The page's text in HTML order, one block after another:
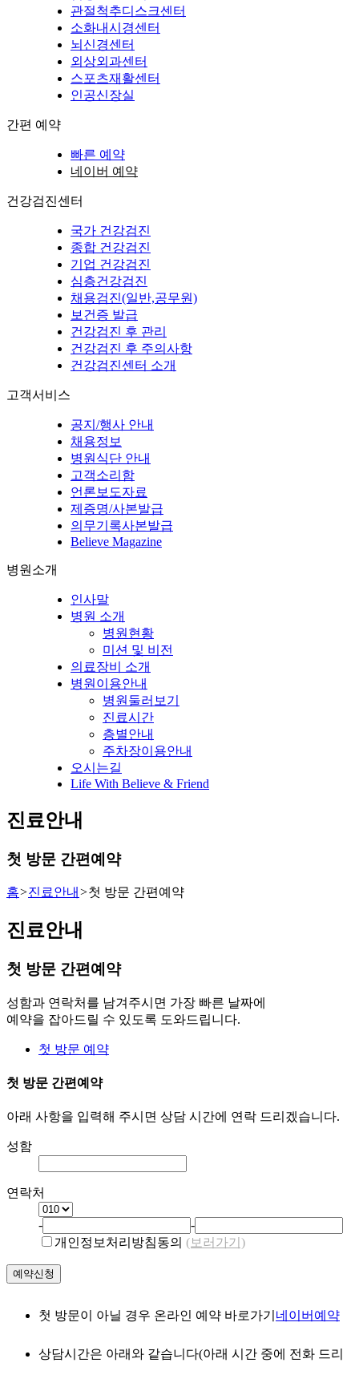
관절척추디스크센터
소화내시경센터
뇌신경센터
외상외과센터
스포츠재활센터
인공신장실
간편 예약
빠른 예약
네이버 예약
건강검진센터
국가 건강검진
종합 건강검진
기업 건강검진
심층건강검진
채용검진(일반,공무원)
보건증 발급
건강검진 후 관리
건강검진 후 주의사항
건강검진센터 소개
고객서비스
공지/행사 안내
채용정보
병원식단 안내
고객소리함
언론보도자료
제증명/사본발급
의무기록사본발급
Believe Magazine
병원소개
인사말
병원 소개
병원현황
미션 및 비전
의료장비 소개
병원이용안내
병원둘러보기
진료시간
층별안내
주차장이용안내
오시는길
Life With Believe & Friend
진료안내
첫 방문 간편예약
홈>진료안내 >첫 방문 간편예약
진료안내
첫 방문 간편예약
성함과 연락처를 남겨주시면 가장 빠른 날짜에
예약을 잡아드릴 수 있도록 도와드립니다.
첫 방문 예약
첫 방문 간편예약
아래 사항을 입력해 주시면 상담 시간에 연락 드리겠습니다.
성함
연락처
-
-
개인정보처리방침동의 (보러가기)
예약신청
첫 방문이 아닐 경우 온라인 예약 바로가기 네이버예약
상담시간은 아래와 같습니다(아래 시간 중에 전화 드리